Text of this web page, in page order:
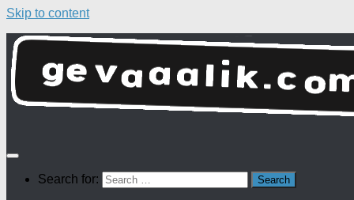
Skip to content
Search for: